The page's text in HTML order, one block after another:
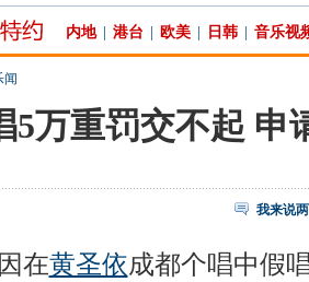
内地 港台 欧美 日韩 音乐视
闻
5万重罚交不起 申
我来说
在黄圣依成都个唱中假